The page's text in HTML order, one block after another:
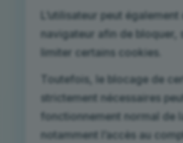
L’utilisateur peut
navigateur afin de bloquer,
limiter certains cookies.
Toutefois, le blocage de
strictement nécessaires
fonctionnement normal de
notamment l’accès au